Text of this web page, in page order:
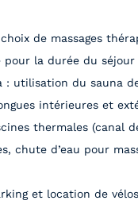
de massages
pour la durée du séjour
: utilisation du sauna
intérieures et
thermales (canal
chute d’eau pour
et location de